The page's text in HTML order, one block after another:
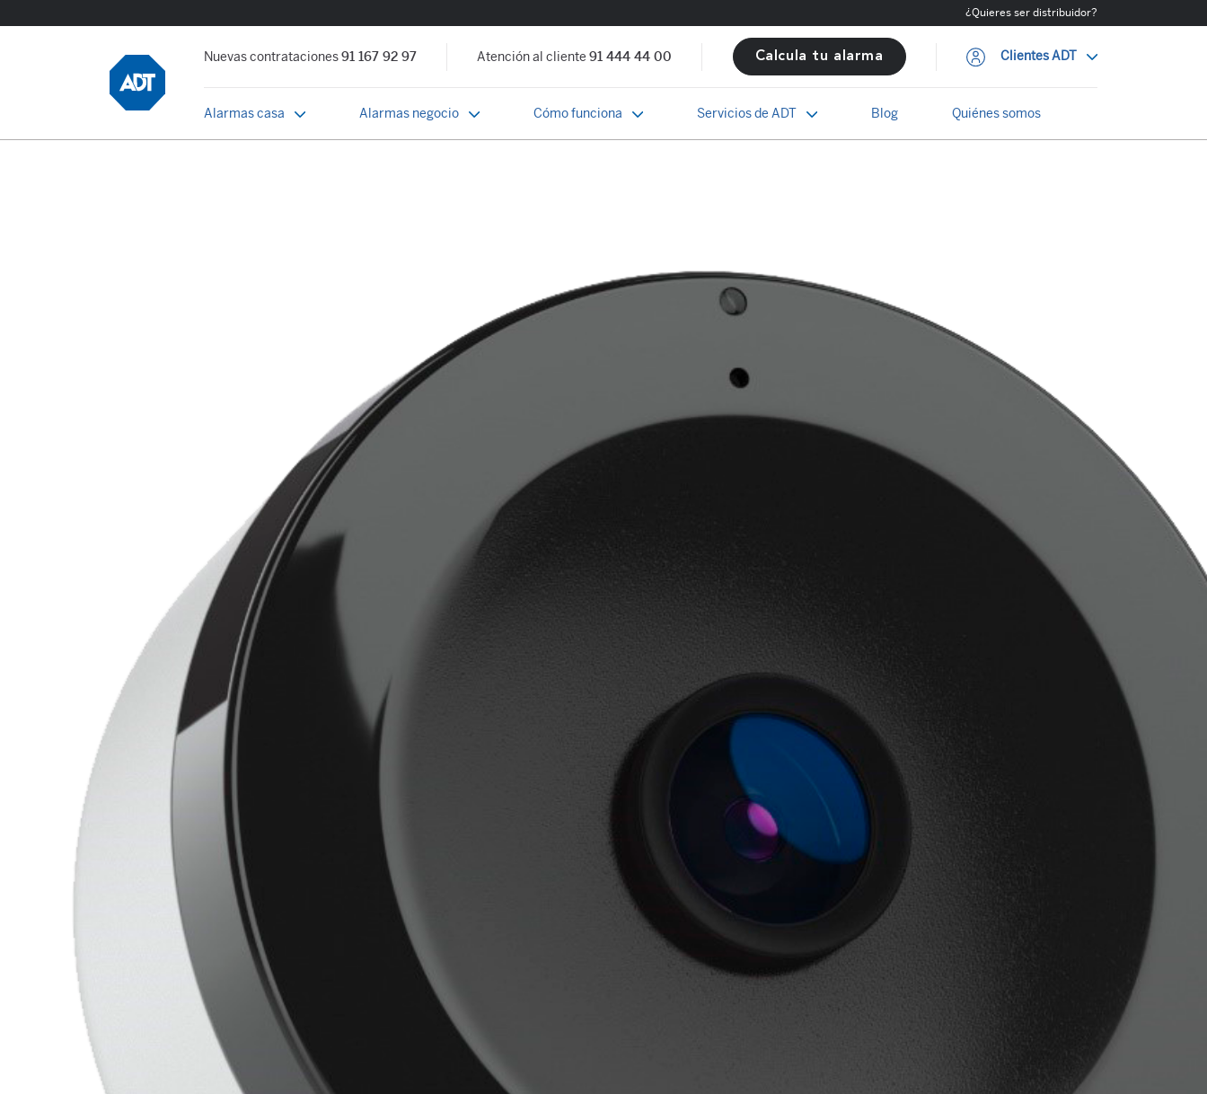
¿Quieres ser distribuidor?
Nuevas contrataciones91 167 92 97 Atención al cliente91 444 44 00 Calcula tu alarma Clientes ADT
Alarmas casa Alarmas negocio Cómo funciona Servicios de ADT Blog Quiénes somos